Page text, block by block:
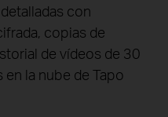
con
copias de
de vídeos de 30
la nube de Tapo